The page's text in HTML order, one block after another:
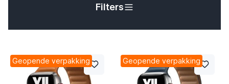
Filters
Geopende verpakking Geopende verpakking